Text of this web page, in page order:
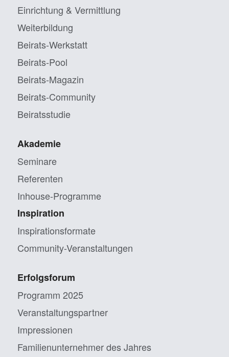
Einrichtung & Vermittlung
Weiterbildung
Beirats-Werkstatt
Beirats-Pool
Beirats-Magazin
Beirats-Community
Beiratsstudie
Akademie
Seminare
Referenten
Inhouse-Programme
Inspiration
Inspirationsformate
Community-Veranstaltungen
Erfolgsforum
Programm 2025
Veranstaltungs­partner
Impressionen
Familien­unternehmer des Jahres